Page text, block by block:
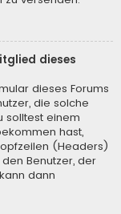
dieses
dieses Forums
die solche
solltest einem
hast,
(Headers)
Benutzer, der
dann